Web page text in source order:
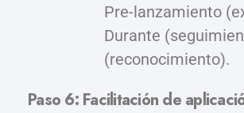
Pre-lanzamiento
Durante
(reconocimiento).
Paso 6: Facilitación de